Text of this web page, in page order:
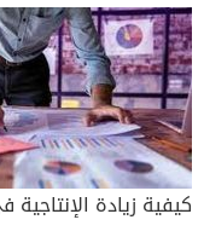
كيفية زيادة